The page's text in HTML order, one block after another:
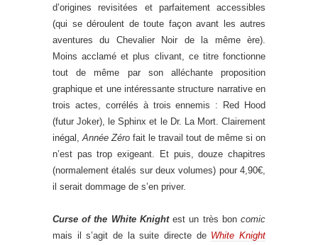
d’origines revisitées et parfaitement accessibles
(qui se déroulent de toute façon avant les autres
aventures du Chevalier Noir de la même ère).
Moins acclamé et plus clivant, ce titre fonctionne
tout de même par son alléchante proposition
graphique et une intéressante structure narrative en
trois actes, corrélés à trois ennemis : Red Hood
(futur Joker), le Sphinx et le Dr. La Mort. Clairement
inégal,Année Zéro fait le travail tout de même si on
n’est pas trop exigeant. Et puis, douze chapitres
(normalement étalés sur deux volumes) pour 4,90€,
il serait dommage de s’en priver.
Curse of the White Knightest un très boncomic
mais il s’agit de la suite directe de White Knight